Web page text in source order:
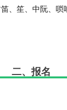
、笙、中阮、
二、报名